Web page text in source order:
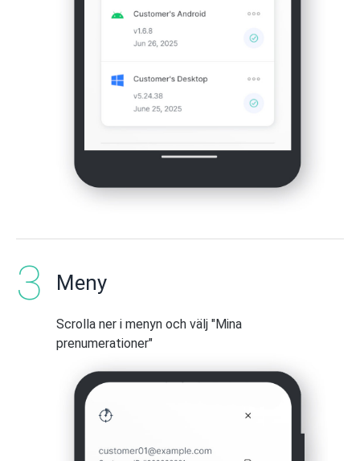
Meny
Scrolla ner i menyn och välj "Mina
prenumerationer"